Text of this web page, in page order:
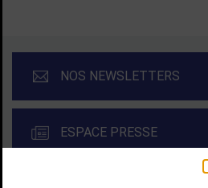
NOS NEWSLETTERS
ESPACE PRESSE